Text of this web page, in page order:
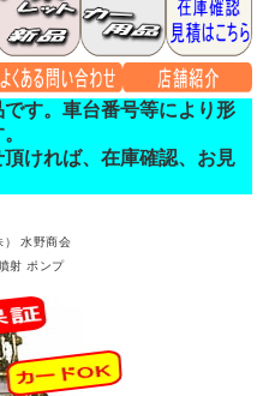
す。車台番号等により形
ければ、在庫確認、お見
） 水野商会
射 ポンプ